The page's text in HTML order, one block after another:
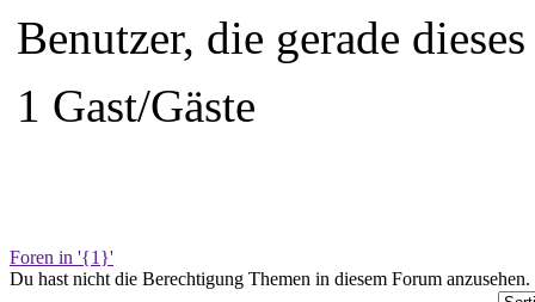
Benutzer, die gerade
1 Gast/Gäste
Foren in '{1}'
Du hast nicht die Berechtigung Themen in diesem Forum anzusehen.